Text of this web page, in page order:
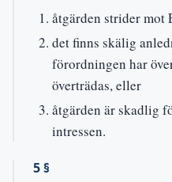
åtgärden strider mot
det finns skälig
förordningen har
överträdas, eller
åtgärden är skadlig
intressen.
5 §